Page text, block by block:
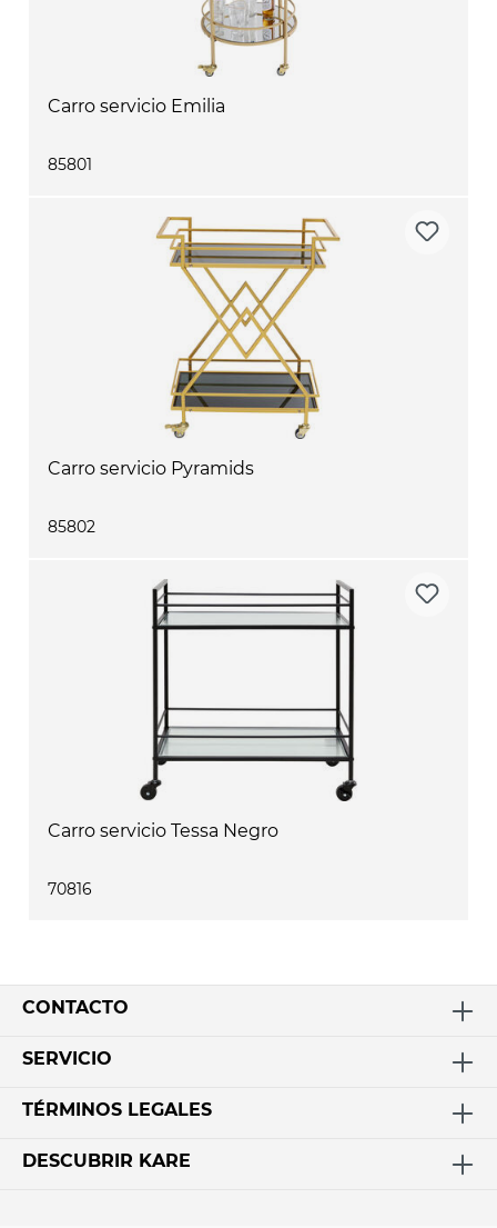
Carro servicio Emilia
85801
Carro servicio Pyramids
85802
Carro servicio Tessa Negro
70816
CONTACTO
SERVICIO
TÉRMINOS LEGALES
DESCUBRIR KARE